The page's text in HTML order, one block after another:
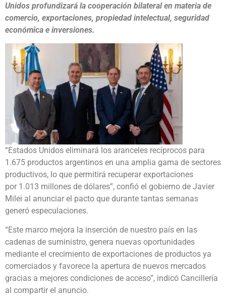
Unidos profundizará la cooperación bilateral en materia de
comercio, exportaciones, propiedad intelectual, seguridad
económica e inversiones.
“Estados Unidos eliminará los aranceles recíprocos para
1.675 productos argentinos en una amplia gama de sectores
productivos, lo que permitirá recuperar exportaciones
por 1.013 millones de dólares”, confió el gobierno de Javier
Milei al anunciar el pacto que durante tantas semanas
generó especulaciones.
“Este marco mejora la inserción de nuestro país en las
cadenas de suministro, genera nuevas oportunidades
mediante el crecimiento de exportaciones de productos ya
comerciados y favorece la apertura de nuevos mercados
gracias a mejores condiciones de acceso”, indicó Cancillería
al compartir el anuncio.